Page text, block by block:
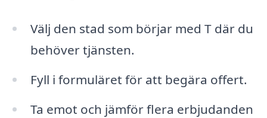
Välj den stad som börjar med T där du
behöver tjänsten.
Fyll i formuläret för att begära offert.
Ta emot och jämför flera erbjudanden